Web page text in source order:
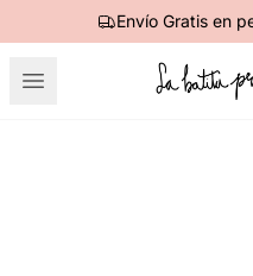
Envío Gratis en